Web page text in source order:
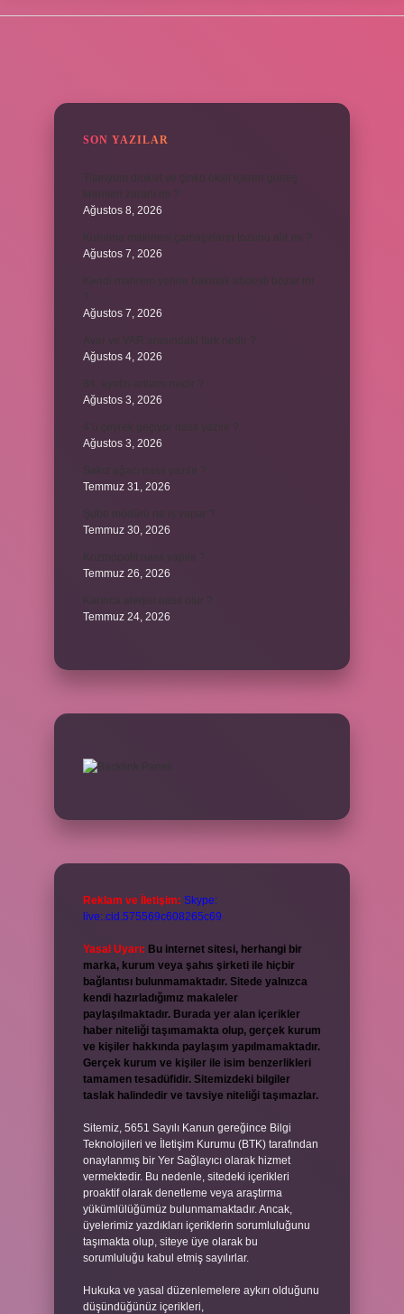
SON YAZILAR
Titanyum dioksit ve çinko oksit içeren güneş
kremleri zararlı mı ?
Ağustos 8, 2026
Kurutma makinesi çamaşırların tozunu alır mı ?
Ağustos 7, 2026
Kendi mahrem yerine bakmak abdesti bozar mı
Ağustos 7, 2026
Ağustos 4, 2026
Ağustos 3, 2026
Ağustos 3, 2026
Temmuz 31, 2026
Temmuz 30, 2026
Temmuz 26, 2026
Temmuz 24, 2026
Reklam ve İletişim: Skype:
live:.cid.575569c608265c69
Yasal Uyarı: Bu internet sitesi, herhangi bir
marka, kurum veya şahıs şirketi ile hiçbir
bağlantısı bulunmamaktadır. Sitede yalnızca
kendi hazırladığımız makaleler
paylaşılmaktadır. Burada yer alan içerikler
haber niteliği taşımamakta olup, gerçek kurum
ve kişiler hakkında paylaşım yapılmamaktadır.
Gerçek kurum ve kişiler ile isim benzerlikleri
tamamen tesadüfidir. Sitemizdeki bilgiler
taslak halindedir ve tavsiye niteliği taşımazlar.
Sitemiz, 5651 Sayılı Kanun gereğince Bilgi
Teknolojileri ve İletişim Kurumu (BTK) tarafından
onaylanmış bir Yer Sağlayıcı olarak hizmet
vermektedir. Bu nedenle, sitedeki içerikleri
proaktif olarak denetleme veya araştırma
yükümlülüğümüz bulunmamaktadır. Ancak,
üyelerimiz yazdıkları içeriklerin sorumluluğunu
taşımakta olup, siteye üye olarak bu
sorumluluğu kabul etmiş sayılırlar.
Hukuka ve yasal düzenlemelere aykırı olduğunu
düşündüğünüz içerikleri,